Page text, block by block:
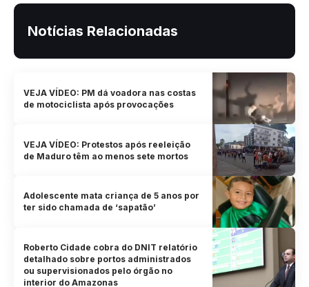
Notícias Relacionadas
VEJA VÍDEO: PM dá voadora nas costas
de motociclista após provocações
VEJA VÍDEO: Protestos após reeleição
de Maduro têm ao menos sete mortos
Adolescente mata criança de 5 anos por
ter sido chamada de ‘sapatão’
Roberto Cidade cobra do DNIT relatório
detalhado sobre portos administrados
ou supervisionados pelo órgão no
interior do Amazonas